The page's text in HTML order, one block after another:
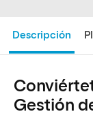
Descripción
Gestión